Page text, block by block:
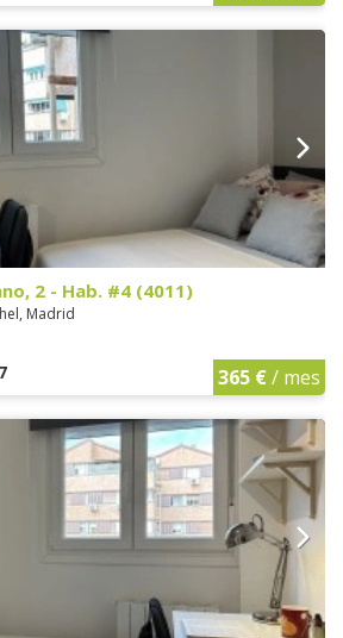
2 - Hab. #4 (4011)
Madrid
365 €/ mes